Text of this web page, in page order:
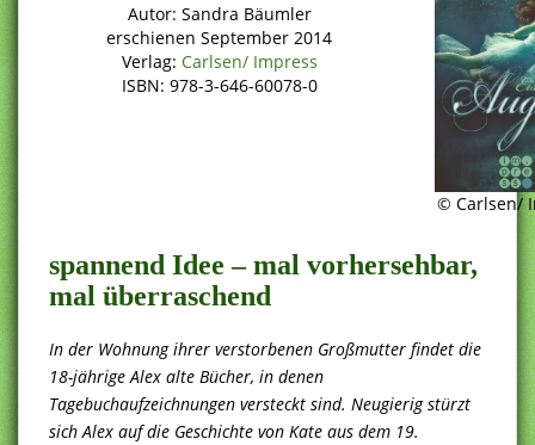
Autor: Sandra Bäumler
erschienen September 2014
Verlag: Carlsen/ Impress
ISBN: 978-3-646-60078-0
© Carlsen/
spannend Idee – mal vorhersehbar,
mal überraschend
In der Wohnung ihrer verstorbenen Großmutter findet die
18-jährige Alex alte Bücher, in denen
Tagebuchaufzeichnungen versteckt sind. Neugierig stürzt
sich Alex auf die Geschichte von Kate aus dem 19.